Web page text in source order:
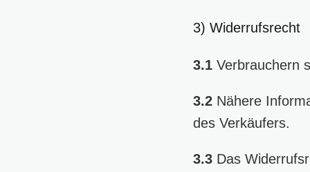
3) Widerrufsrecht
3.1Verbrauchern
3.2Nähere
des Verkäufers.
3.3Das